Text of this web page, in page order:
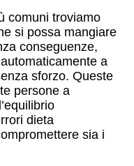
comuni troviamo
si possa mangiare
conseguenze,
a
sforzo. Queste
persone a
dieta
sia i